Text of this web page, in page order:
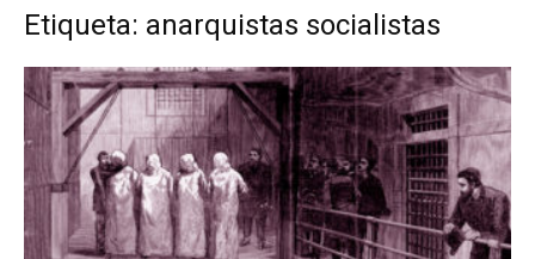
Etiqueta: anarquistas socialistas